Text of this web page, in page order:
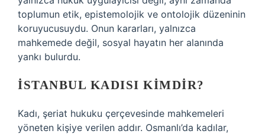
toplumun etik, epistemolojik ve ontolojik düzeninin
koruyucusuydu. Onun kararları, yalnızca
mahkemede değil, sosyal hayatın her alanında
yankı bulurdu.
İSTANBUL KADISI KIMDIR?
Kadı, şeriat hukuku çerçevesinde mahkemeleri
yöneten kişiye verilen addır. Osmanlı’da kadılar,